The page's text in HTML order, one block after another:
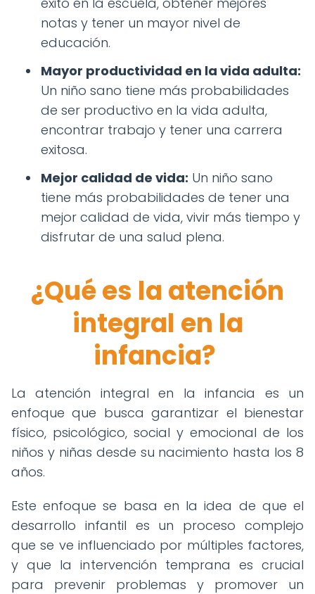
notas y tener un mayor nivel de
educación.
Mayor productividad en la vida adulta:
Un niño sano tiene más probabilidades
de ser productivo en la vida adulta,
encontrar trabajo y tener una carrera
exitosa.
Mejor calidad de vida: Un niño sano
tiene más probabilidades de tener una
mejor calidad de vida, vivir más tiempo y
disfrutar de una salud plena.
¿Qué es la atención
integral en la
infancia?
La atención integral en la infancia es un
enfoque que busca garantizar el bienestar
físico, psicológico, social y emocional de los
niños y niñas desde su nacimiento hasta los 8
años.
Este enfoque se basa en la idea de que el
desarrollo infantil es un proceso complejo
que se ve influenciado por múltiples factores,
y que la intervención temprana es crucial
para prevenir problemas y promover un